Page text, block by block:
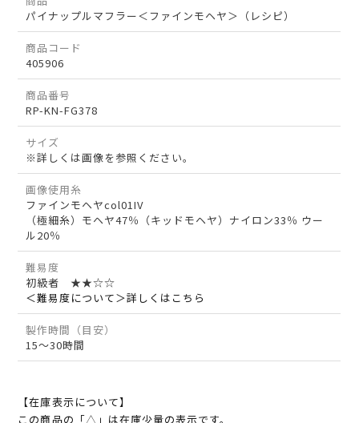
パイナップルマフラー＜ファインモヘヤ＞（レシピ）
商品コード
405906
商品番号
RP-KN-FG378
サイズ
※詳しくは画像を参照ください。
画像使用糸
ファインモヘヤcol01IV
（極細糸）モヘヤ47％（キッドモヘヤ）ナイロン33％ ウー
ル20％
難易度
初級者 ★★☆☆
＜難易度について＞詳しくはこちら
製作時間（目安）
15～30時間
【在庫表示について】
この商品の「△」は在庫少量の表示です。